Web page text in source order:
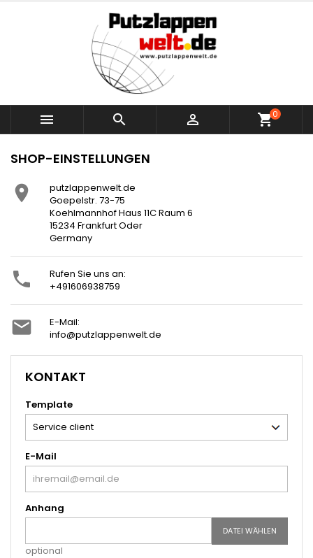
   shopping_cart0
SHOP-EINSTELLUNGEN

putzlappenwelt.de
Goepelstr. 73-75
Koehlmannhof Haus 11C Raum 6
15234 Frankfurt Oder
Germany

Rufen Sie uns an:
+491606938759

E-Mail:
info@putzlappenwelt.de
KONTAKT
Template
E-Mail
Anhang
DATEI WÄHLEN
optional